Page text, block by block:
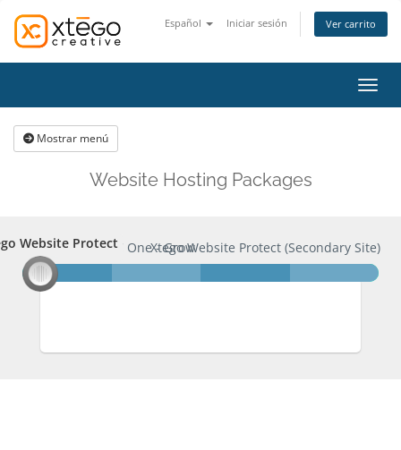
Español Iniciar sesión Ver carrito
Mostrar menú
Website Hosting Packages
Website Protect
Website ProtectXC One - GrowXtego Website Protect (Secondary Site)